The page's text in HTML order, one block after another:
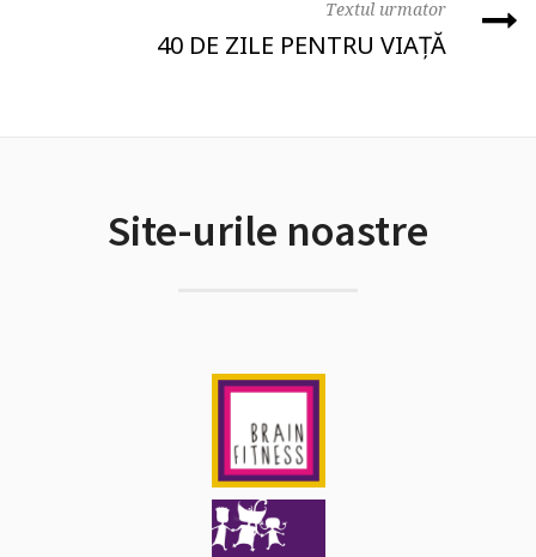
Textul urmator
40 DE ZILE PENTRU VIAȚĂ
Site-urile noastre